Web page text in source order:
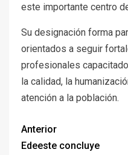
este importante centro
Su designación forma
orientados a seguir
profesionales
la calidad, la
atención a la población.
Anterior
Edeeste concluye